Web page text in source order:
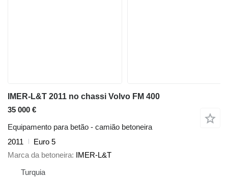
IMER-L&T 2011 no chassi Volvo FM 400
35 000 €
Equipamento para betão - camião betoneira
2011
Euro 5
Marca da betoneira
IMER-L&T
Turquia